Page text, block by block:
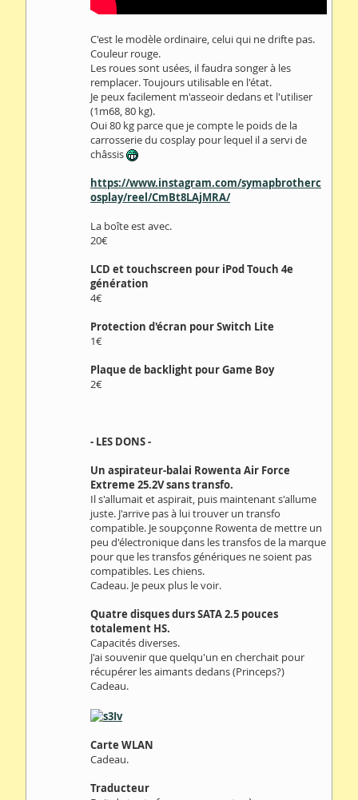
C'est le modèle ordinaire, celui qui ne drifte pas.
Couleur rouge.
Les roues sont usées, il faudra songer à les
remplacer. Toujours utilisable en l'état.
Je peux facilement m'asseoir dedans et l'utiliser
(1m68, 80 kg).
Oui 80 kg parce que je compte le poids de la
carrosserie du cosplay pour lequel il a servi de
châssis
https://www.instagram.com/symapbrotherc
osplay/reel/CmBt8LAjMRA/
La boîte est avec.
20€
LCD et touchscreen pour iPod Touch 4e
génération
4€
Protection d'écran pour Switch Lite
1€
Plaque de backlight pour Game Boy
2€
- LES DONS -
Un aspirateur-balai Rowenta Air Force
Extreme 25.2V sans transfo.
Il s'allumait et aspirait, puis maintenant s'allume
juste. J'arrive pas à lui trouver un transfo
compatible. Je soupçonne Rowenta de mettre un
peu d'électronique dans les transfos de la marque
pour que les transfos génériques ne soient pas
compatibles. Les chiens.
Cadeau. Je peux plus le voir.
Quatre disques durs SATA 2.5 pouces
totalement HS.
Capacités diverses.
J'ai souvenir que quelqu'un en cherchait pour
récupérer les aimants dedans (Princeps?)
Cadeau.
Carte WLAN
Cadeau.
Traducteur